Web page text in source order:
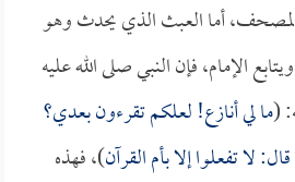
المصحف، أما العبث الذي يحدث وهو
الإمام، فإن النبي صلى الله عليه
(ما لي أنازع! لعلكم تقرءون بعدي؟
لا تفعلوا إلا بأم القرآن)، فهذه